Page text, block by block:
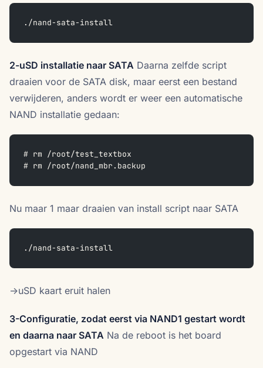
./nand-sata-install
2-uSD installatie naar SATA Daarna zelfde script
draaien voor de SATA disk, maar eerst een bestand
verwijderen, anders wordt er weer een automatische
NAND installatie gedaan:
# rm /root/test_textbox
# rm /root/nand_mbr.backup
Nu maar 1 maar draaien van install script naar SATA
./nand-sata-install
->uSD kaart eruit halen
3-Configuratie, zodat eerst via NAND1 gestart wordt
en daarna naar SATA Na de reboot is het board
opgestart via NAND